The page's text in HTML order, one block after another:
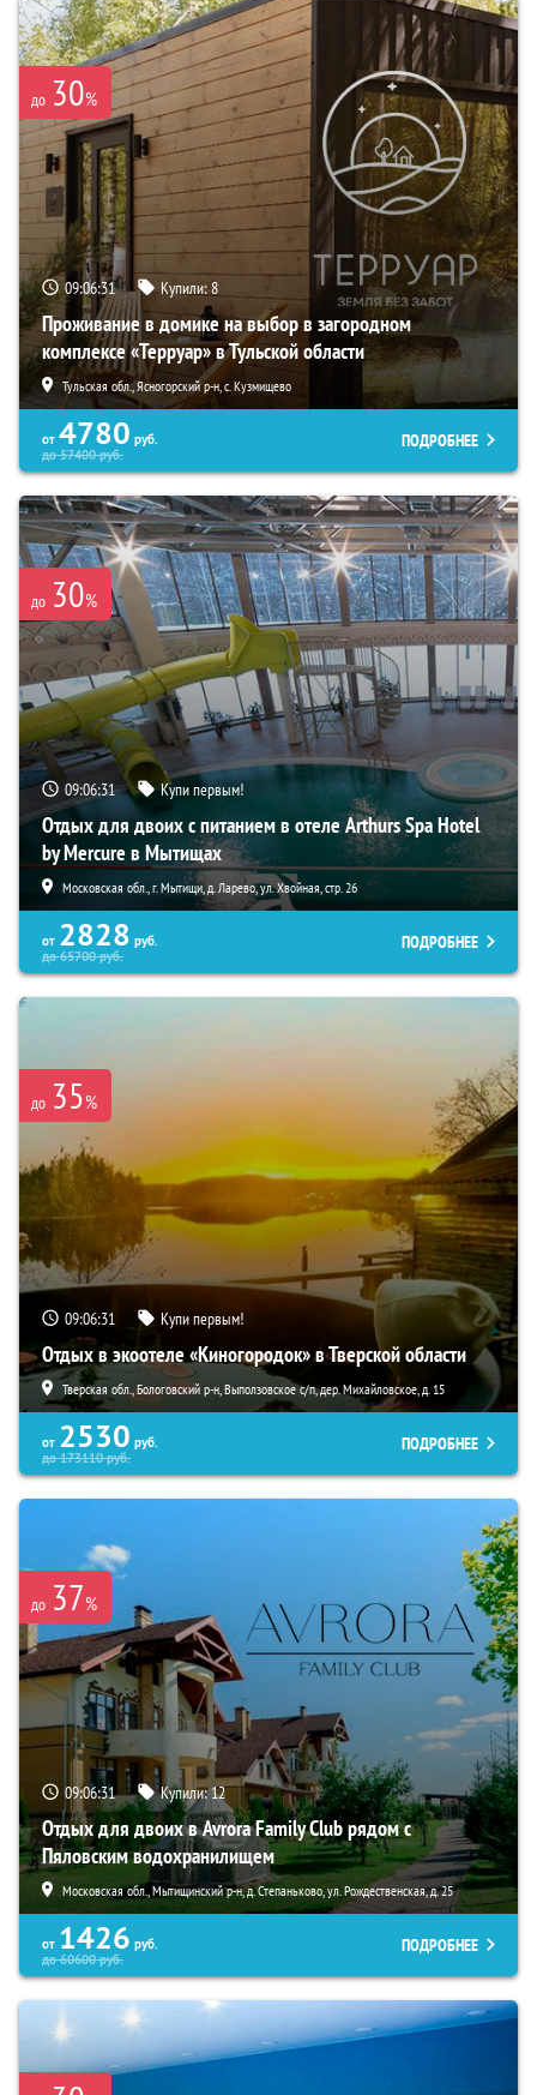
до 30%
09:06:30 Купили:8
Проживание в домике на выбор в загородном
комплексе «Терруар» в Тульской области
Тульская обл., Ясногорский р-н, с. Кузмищево
от 4780 руб.
до57400руб.
ПОДРОБНЕЕ
до 30%
09:06:30 Купи первым!
Отдых для двоих с питанием в отеле Arthurs Spa Hotel
by Mercure в Мытищах
Московская обл., г. Мытищи, д. Ларево, ул. Хвойная, стр. 26
от 2828 руб.
до65700руб.
ПОДРОБНЕЕ
до 35%
09:06:30 Купи первым!
Отдых в экоотеле «Киногородок» в Тверской области
Тверская обл., Бологовский р-н, Выползовское с/п, дер. Михайловское, д. 15
от 2530 руб.
до173110руб.
ПОДРОБНЕЕ
до 37%
09:06:30 Купили:12
Отдых для двоих в Avrora Family Club рядом с
Пяловским водохранилищем
Московская обл., Мытищинский р-н, д. Степаньково, ул. Рождественская, д. 25
от 1426 руб.
до60600руб.
ПОДРОБНЕЕ